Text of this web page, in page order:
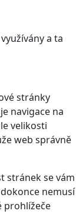
a ta
stránky
navigace na
velikosti
web správně
stránek se vám
nemusí
prohlížeče